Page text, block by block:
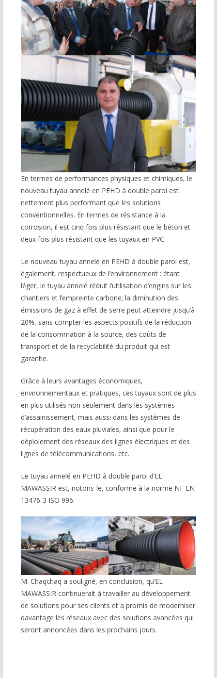
En termes de performances physiques et chimiques, le
nouveau tuyau annelé en PEHD à double paroi est
nettement plus performant que les solutions
conventionnelles. En termes de résistance à la
corrosion, il est cinq fois plus résistant que le béton et
deux fois plus résistant que les tuyaux en PVC.
Le nouveau tuyau annelé en PEHD à double paroi est,
également, respectueux de l’environnement : étant
léger, le tuyau annelé réduit l’utilisation d’engins sur les
chantiers et l’empreinte carbone; la diminution des
émissions de gaz à effet de serre peut atteindre jusqu’à
20%, sans compter les aspects positifs de la réduction
de la consommation à la source, des coûts de
transport et de la recyclabilité du produit qui est
garantie.
Grâce à leurs avantages économiques,
environnementaux et pratiques, ces tuyaux sont de plus
en plus utilisés non seulement dans les systèmes
d’assainissement, mais aussi dans les systèmes de
récupération des eaux pluviales, ainsi que pour le
déploiement des réseaux des lignes électriques et des
lignes de télécommunications, etc.
Le tuyau annelé en PEHD à double paroi d’EL
MAWASSIR est, notons-le, conforme à la norme NF EN
13476-3 ISO 996.
M. Chaqchaq a souligné, en conclusion, qu’EL
MAWASSIR continuerait à travailler au développement
de solutions pour ses clients et a promis de moderniser
davantage les réseaux avec des solutions avancées qui
seront annoncées dans les prochains jours.